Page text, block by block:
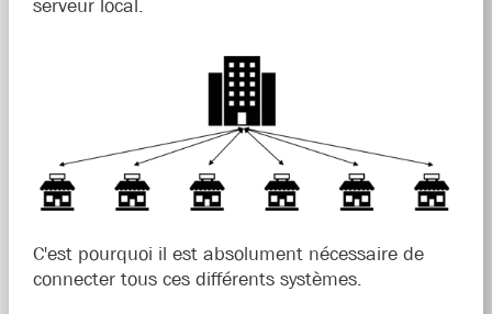
serveur local.
C'est pourquoi il est absolument nécessaire de
connecter tous ces différents systèmes.